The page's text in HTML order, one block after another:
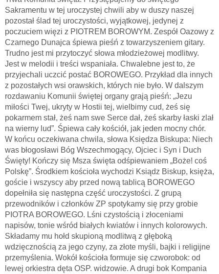
Sakramentu w tej uroczystej chwili aby w duszy naszej
pozostał ślad tej uroczystości, wyjątkowej, jedynej z
poczuciem więzi z PIOTREM BOROWYM. Zespół Oazowy z
Czarnego Dunajca śpiewa pieśń z towarzyszeniem gitary.
Trudno jest mi przytoczyć słowa młodzieżowej modlitwy.
Jest w melodii i treści wspaniała. Chwalebne jest to, że
przyjechali uczcić postać BOROWEGO. Przykład dla innych
z pozostałych wsi orawskich, których nie było. W dalszym
rozdawaniu Komunii świętej organy grają pieśń: „Jezu
miłości Twej, ukryty w Hostii tej, wielbimy cud, żeś się
pokarmem stał, żeś nam swe Serce dał, żeś skarby łaski zlał
na wierny lud”. Śpiewa cały kościół, jak jeden mocny chór.
W końcu oczekiwana chwila, słowa Księdza Biskupa: Niech
was błogosławi Bóg Wszechmogący, Ojciec i Syn i Duch
Święty! Kończy się Msza święta odśpiewaniem „Boże! coś
Polskę”. Środkiem kościoła wychodzi Ksiądz Biskup, księża,
goście i wszyscy aby przed nową tablicą BOROWEGO
dopełniła się następna część uroczystości. Z grupą
przewodników i członków ZP spotykamy się przy grobie
PIOTRA BOROWEGO. Lśni czystością i złoceniami
napisów, tonie wśród białych kwiatów i innych kolorowych.
Składamy mu hołd skupioną modlitwą z głęboką
wdzięcznością za jego czyny, za złote myśli, bajki i religijne
przemyślenia. Wokół kościoła formuje się czworobok: od
lewej orkiestra dęta OSP. widzowie. A drugi bok Kompania